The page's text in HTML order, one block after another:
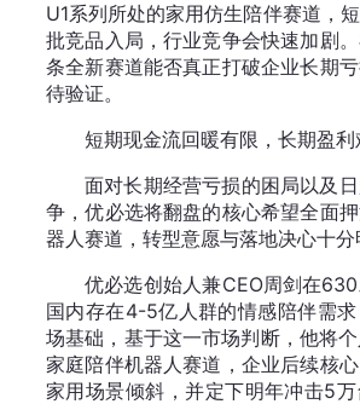
U1系列所处的家用仿生陪伴赛道，
批竞品入局，行业竞争会快速加剧
条全新赛道能否真正打破企业长期
待验证。
短期现金流回暖有限，长期盈利
面对长期经营亏损的困局以及
争，优必选将翻盘的核心希望全面
器人赛道，转型意愿与落地决心十分
优必选创始人兼CEO周剑在630
国内存在4-5亿人群的情感陪伴需
场基础，基于这一市场判断，他将
家庭陪伴机器人赛道，企业后续核
家用场景倾斜，并定下明年冲击5